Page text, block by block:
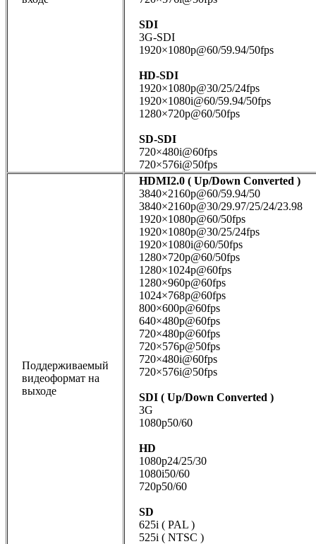
SDI
3G-SDI
1920×1080p@60/59.94/50fps
HD-SDI
1920×1080p@30/25/24fps
1920×1080i@60/59.94/50fps
1280×720p@60/50fps
SD-SDI
720×480i@60fps
720×576i@50fps
Поддерживаемый
видеоформат на
выходе
HDMI2.0 ( Up/Down Converted )
3840×2160p@60/59.94/50
3840×2160p@30/29.97/25/24/23.98
1920×1080p@60/50fps
1920×1080p@30/25/24fps
1920×1080i@60/50fps
1280×720p@60/50fps
1280×1024p@60fps
1280×960p@60fps
1024×768p@60fps
800×600p@60fps
640×480p@60fps
720×480p@60fps
720×576p@50fps
720×480i@60fps
720×576i@50fps
SDI ( Up/Down Converted )
3G
1080p50/60
HD
1080p24/25/30
1080i50/60
720p50/60
SD
625i ( PAL )
525i ( NTSC )